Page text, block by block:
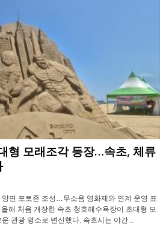
형 모래조각 등장…속초, 체류
양면 포토존 조성…무소음 영화제와 연계 운영 표
해 처음 개장한 속초 청호해수욕장이 초대형 모
관광 명소로 변신했다. 속초시는 야간...